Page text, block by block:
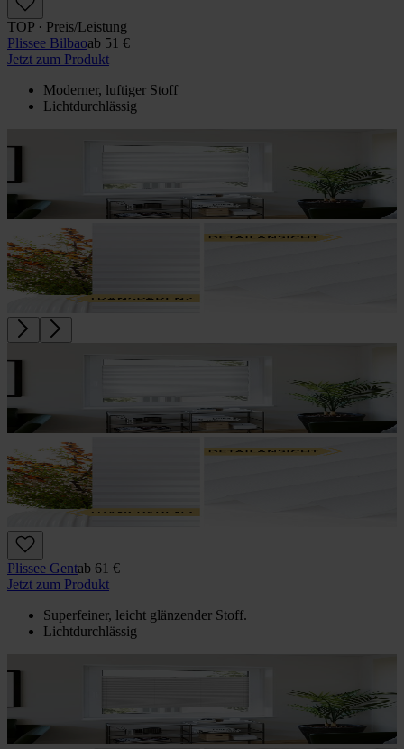
TOP · Preis/Leistung
Plissee Bilbaoab 51 €
Jetzt zum Produkt
Moderner, luftiger Stoff
Lichtdurchlässig
Plissee Gentab 61 €
Jetzt zum Produkt
Superfeiner, leicht glänzender Stoff.
Lichtdurchlässig